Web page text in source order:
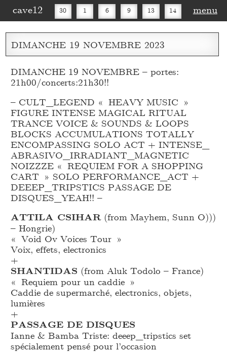
cave12 30 1 6 9 13 14
16 20 27 30
menu
DIMANCHE 19 NOVEMBRE 2023
DIMANCHE 19 NOVEMBRE – portes:
21h00/concerts:21h30!!
– CULT_LEGEND « HEAVY MUSIC »
FIGURE INTENSE MAGICAL RITUAL
TRANCE VOICE & SOUNDS & LOOPS
BLOCKS ACCUMULATIONS TOTALLY
ENCOMPASSING SOLO ACT + INTENSE_
ABRASIVO_IRRADIANT_MAGNETIC
NOIZZZE « REQUIEM FOR A SHOPPING
CART » SOLO PERFORMANCE_ ACT +
DEEEP_TRIPSTICS PASSAGE DE
DISQUES_YEAH!! –
ATTILA CSIHAR(from Mayhem, Sunn O)))
– Hongrie)
« Void Ov Voices Tour »
Voix, effets, electronics
+
SHANTIDAS (from Aluk Todolo – France)
« Requiem pour un caddie »
Caddie de supermarché, electronics, objets,
lumières
+
PASSAGE DE DISQUES
Ianne & Bamba Triste: deeep_tripstics set
spécialement pensé pour l’occasion